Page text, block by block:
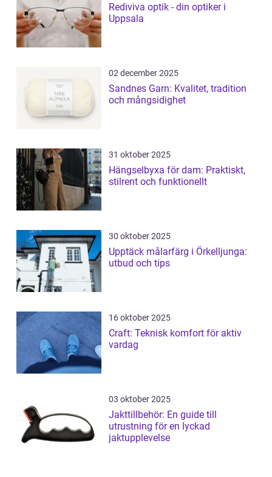
Rediviva optik - din optiker i
Uppsala
02 december 2025
Sandnes Garn: Kvalitet, tradition
och mångsidighet
31 oktober 2025
Hängselbyxa för dam: Praktiskt,
stilrent och funktionellt
30 oktober 2025
Upptäck målarfärg i Örkelljunga:
utbud och tips
16 oktober 2025
Craft: Teknisk komfort för aktiv
vardag
03 oktober 2025
Jakttillbehör: En guide till
utrustning för en lyckad
jaktupplevelse